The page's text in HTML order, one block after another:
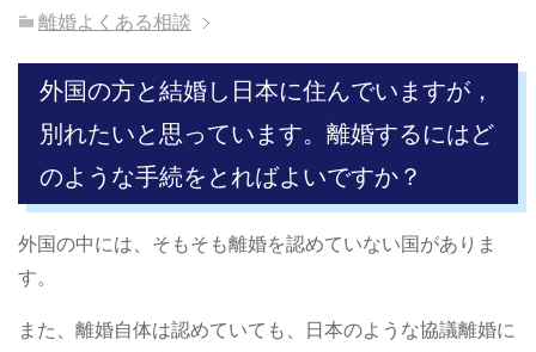
離婚よくある相談
外国の方と結婚し日本に住んでいますが，
別れたいと思っています。離婚するにはど
のような手続をとればよいですか？
外国の中には、そもそも離婚を認めていない国がありま
す。
また、離婚自体は認めていても、日本のような協議離婚に